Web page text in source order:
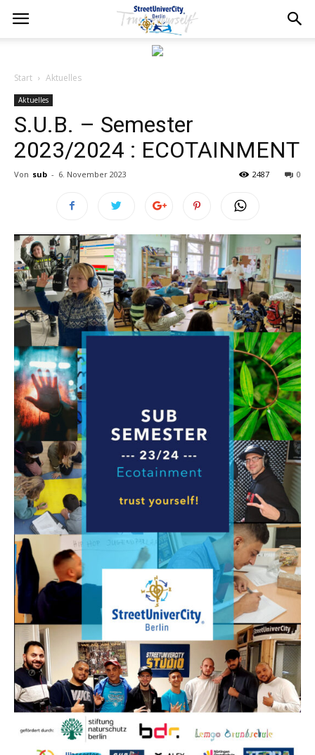
Start Aktuelles
Aktuelles
S.U.B. – Semester
2023/2024 : ECOTAINMENT
Von sub - 6. November 2023 0
2487